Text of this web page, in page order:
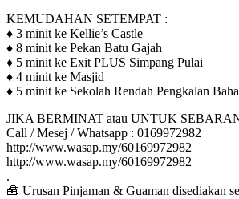
KEMUDAHAN SETEMPAT :
♦️ 3 minit ke Kellie’s Castle
♦️ 8 minit ke Pekan Batu Gajah
♦️ 5 minit ke Exit PLUS Simpang Pulai
♦️ 4 minit ke Masjid
♦️ 5 minit ke Sekolah Rendah Pengkalan
JIKA BERMINAT atau UNTUK
Call / Mesej / Whatsapp : 0169972982
http://www.wasap.my/60169972982
http://www.wasap.my/60169972982
.
🧰 Urusan Pinjaman & Guaman disediakan